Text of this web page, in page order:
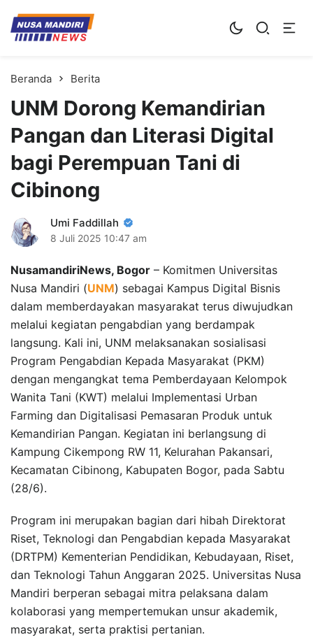
Kampus Digital Bisnis
Universitas Nusa Mandiri
Beranda Berita
UNM Dorong Kemandirian
Pangan dan Literasi Digital
bagi Perempuan Tani di
Cibinong
Umi Faddillah
8 Juli 2025 10:47 am
NusamandiriNews, Bogor – Komitmen Universitas
Nusa Mandiri (UNM) sebagai Kampus Digital Bisnis
dalam memberdayakan masyarakat terus diwujudkan
melalui kegiatan pengabdian yang berdampak
langsung. Kali ini, UNM melaksanakan sosialisasi
Program Pengabdian Kepada Masyarakat (PKM)
dengan mengangkat tema Pemberdayaan Kelompok
Wanita Tani (KWT) melalui Implementasi Urban
Farming dan Digitalisasi Pemasaran Produk untuk
Kemandirian Pangan. Kegiatan ini berlangsung di
Kampung Cikempong RW 11, Kelurahan Pakansari,
Kecamatan Cibinong, Kabupaten Bogor, pada Sabtu
(28/6).
Program ini merupakan bagian dari hibah Direktorat
Riset, Teknologi dan Pengabdian kepada Masyarakat
(DRTPM) Kementerian Pendidikan, Kebudayaan, Riset,
dan Teknologi Tahun Anggaran 2025. Universitas Nusa
Mandiri berperan sebagai mitra pelaksana dalam
kolaborasi yang mempertemukan unsur akademik,
masyarakat, serta praktisi pertanian.